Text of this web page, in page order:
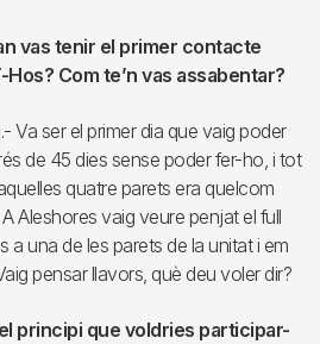
vas tenir el primer contacte
Com te’n vas assabentar?
ser el primer dia que vaig poder
de 45 dies sense poder fer-ho, i tot
quatre parets era quelcom
Aleshores vaig veure penjat el full
a una de les parets de la unitat i em
pensar llavors, què deu voler dir?
principi que voldries participar-